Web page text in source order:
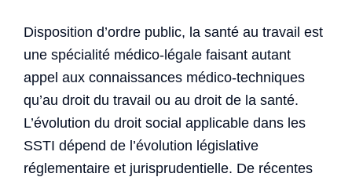
Disposition d’ordre public, la santé au travail est
une spécialité médico-légale faisant autant
appel aux connaissances médico-techniques
qu’au droit du travail ou au droit de la santé.
L’évolution du droit social applicable dans les
SSTI dépend de l’évolution législative
réglementaire et jurisprudentielle. De récentes